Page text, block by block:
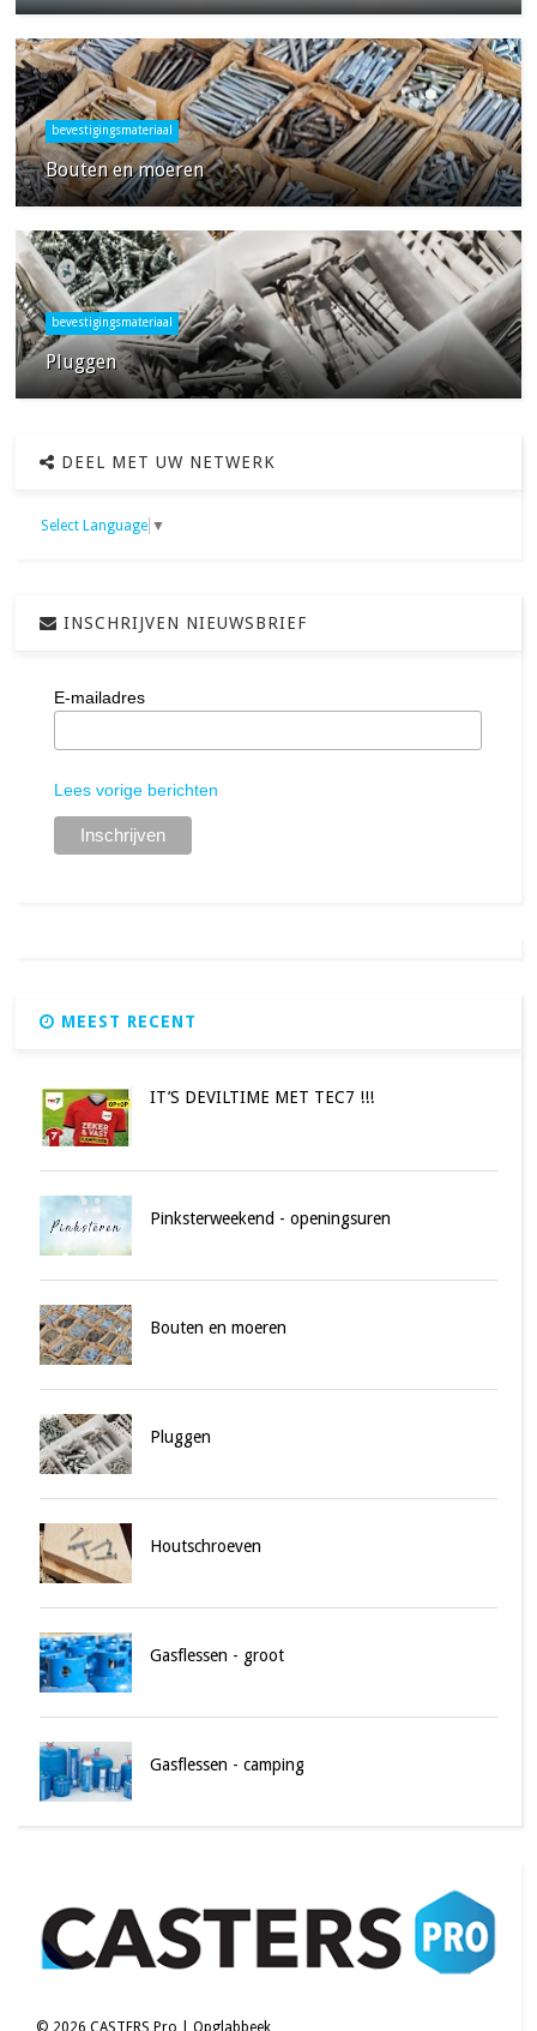
bevestigingsmateriaal
Bouten en moeren
bevestigingsmateriaal
Pluggen
DEEL MET UW NETWERK
Select Language ▼
INSCHRIJVEN NIEUWSBRIEF
E-mailadres
Lees vorige berichten
MEEST RECENT
IT’S DEVILTIME MET TEC7 !!!
Pinksterweekend - openingsuren
Bouten en moeren
Pluggen
Houtschroeven
Gasflessen - groot
Gasflessen - camping
© 2026 CASTERS Pro | Opglabbeek